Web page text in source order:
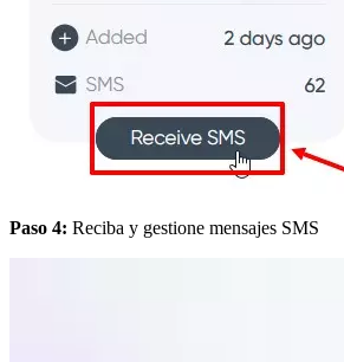
Paso 4: Reciba y gestione mensajes SMS